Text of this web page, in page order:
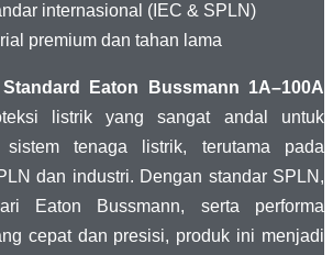
internasional (IEC & SPLN)
premium dan tahan lama
Eaton Bussmann 1A–100A
listrik yang sangat andal untuk
sistem tenaga listrik, terutama pada
dan industri. Dengan standar SPLN,
Eaton Bussmann, serta performa
cepat dan presisi, produk ini menjadi